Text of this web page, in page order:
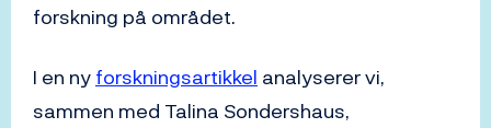
forskning på området.
I en nyforskningsartikkel analyserer vi,
sammen med Talina Sondershaus,